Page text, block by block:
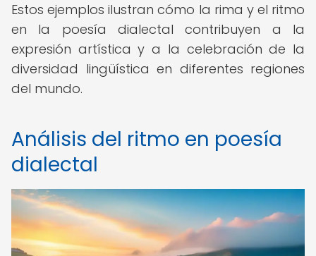
Estos ejemplos ilustran cómo la rima y el ritmo
en la poesía dialectal contribuyen a la
expresión artística y a la celebración de la
diversidad lingüística en diferentes regiones
del mundo.
Análisis del ritmo en poesía
dialectal